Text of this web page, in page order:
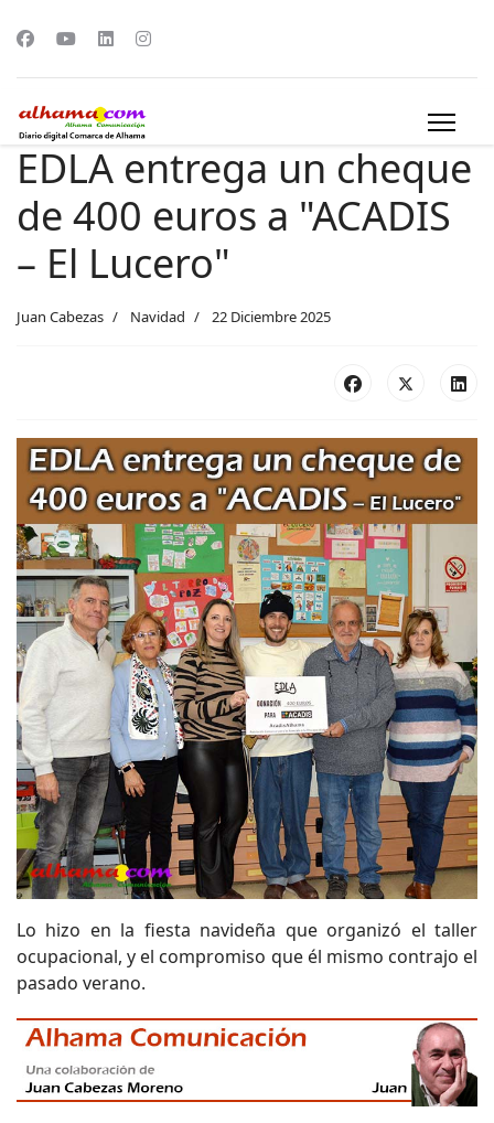
EDLA entrega un cheque
de 400 euros a "ACADIS
– El Lucero"
Juan Cabezas Navidad 22 Diciembre 2025
Lo hizo en la fiesta navideña que organizó el taller
ocupacional, y el compromiso que él mismo contrajo el
pasado verano.